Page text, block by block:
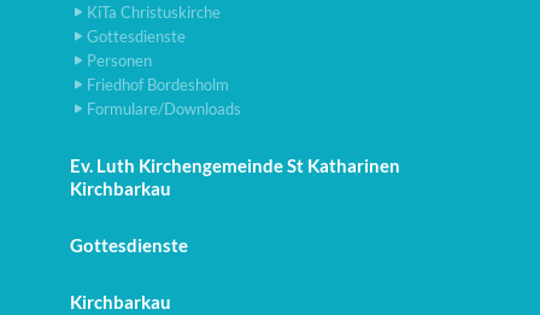
KiTa Christuskirche
Gottesdienste
Personen
Friedhof Bordesholm
Formulare/Downloads
Ev. Luth Kirchengemeinde St Katharinen
Kirchbarkau
Gottesdienste
Kirchbarkau